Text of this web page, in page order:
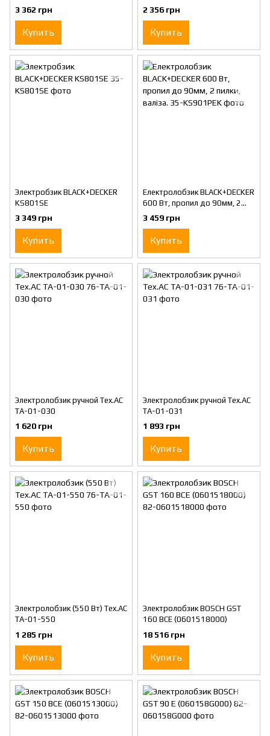
3 362 грн
Купить
2 356 грн
Купить
Электробзик BLACK+DECKER
KS801SE
3 349 грн
Купить
Електролобзик BLACK+DECKER
600 Вт, пропил до 90мм, 2
пилки, валіза.
3 459 грн
Купить
Электролобзик ручной Tex.AC
ТА-01-030
1 620 грн
Купить
Электролобзик ручной Tex.AC
ТА-01-031
1 893 грн
Купить
Электролобзик (550 Вт) Tex.AC
ТА-01-550
1 285 грн
Купить
Электролобзик BOSCH GST
160 BCE (0601518000)
18 516 грн
Купить